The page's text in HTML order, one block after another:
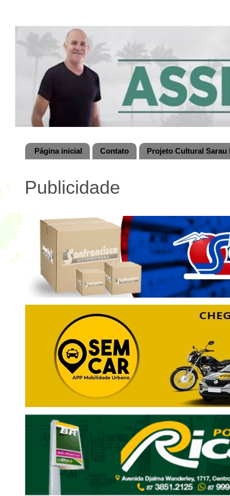
Página inicial Contato Projeto Cultural
Publicidade